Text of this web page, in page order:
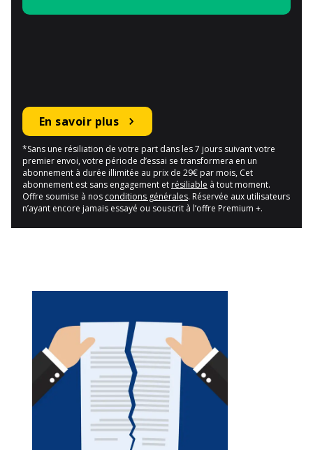
En savoir plus
*Sans une résiliation de votre part dans les 7 jours suivant votre
premier envoi, votre période d’essai se transformera en un
abonnement à durée illimitée au prix de 29€ par mois, Cet
abonnement est sans engagement et résiliable à tout moment.
Offre soumise à nos conditions générales. Réservée aux utilisateurs
n’ayant encore jamais essayé ou souscrit à l’offre Premium +.